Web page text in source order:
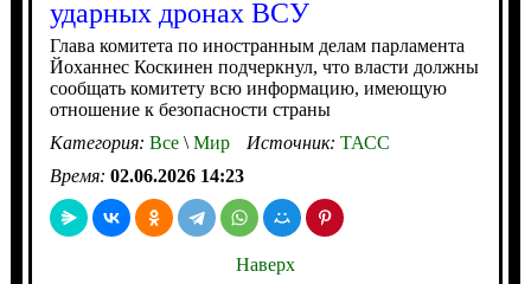
ударных дронах ВСУ
Глава комитета по иностранным делам парламента
Йоханнес Коскинен подчеркнул, что власти должны
сообщать комитету всю информацию, имеющую
отношение к безопасности страны
Категория: Все\Мир Источник: ТАСС
Время: 02.06.2026 14:23
Наверх